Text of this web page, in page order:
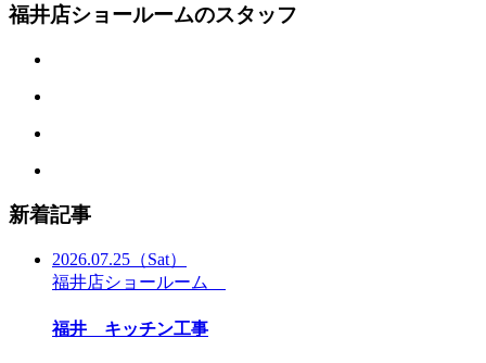
福井店ショールームのスタッフ
新着記事
2026.07.25 （Sat）
福井店ショールーム
福井 キッチン工事